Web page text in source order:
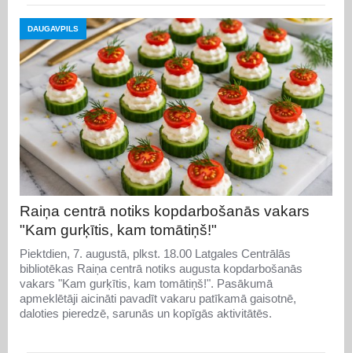
DAUGAVPILS
Raiņa centrā notiks kopdarbošanās vakars
"Kam gurķītis, kam tomātiņš!"
Piektdien, 7. augustā, plkst. 18.00 Latgales Centrālās
bibliotēkas Raiņa centrā notiks augusta kopdarbošanās
vakars "Kam gurķītis, kam tomātiņš!". Pasākumā
apmeklētāji aicināti pavadīt vakaru patīkamā gaisotnē,
daloties pieredzē, sarunās un kopīgās aktivitātēs.